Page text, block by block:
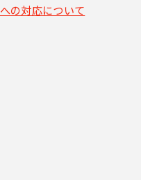
の対応について